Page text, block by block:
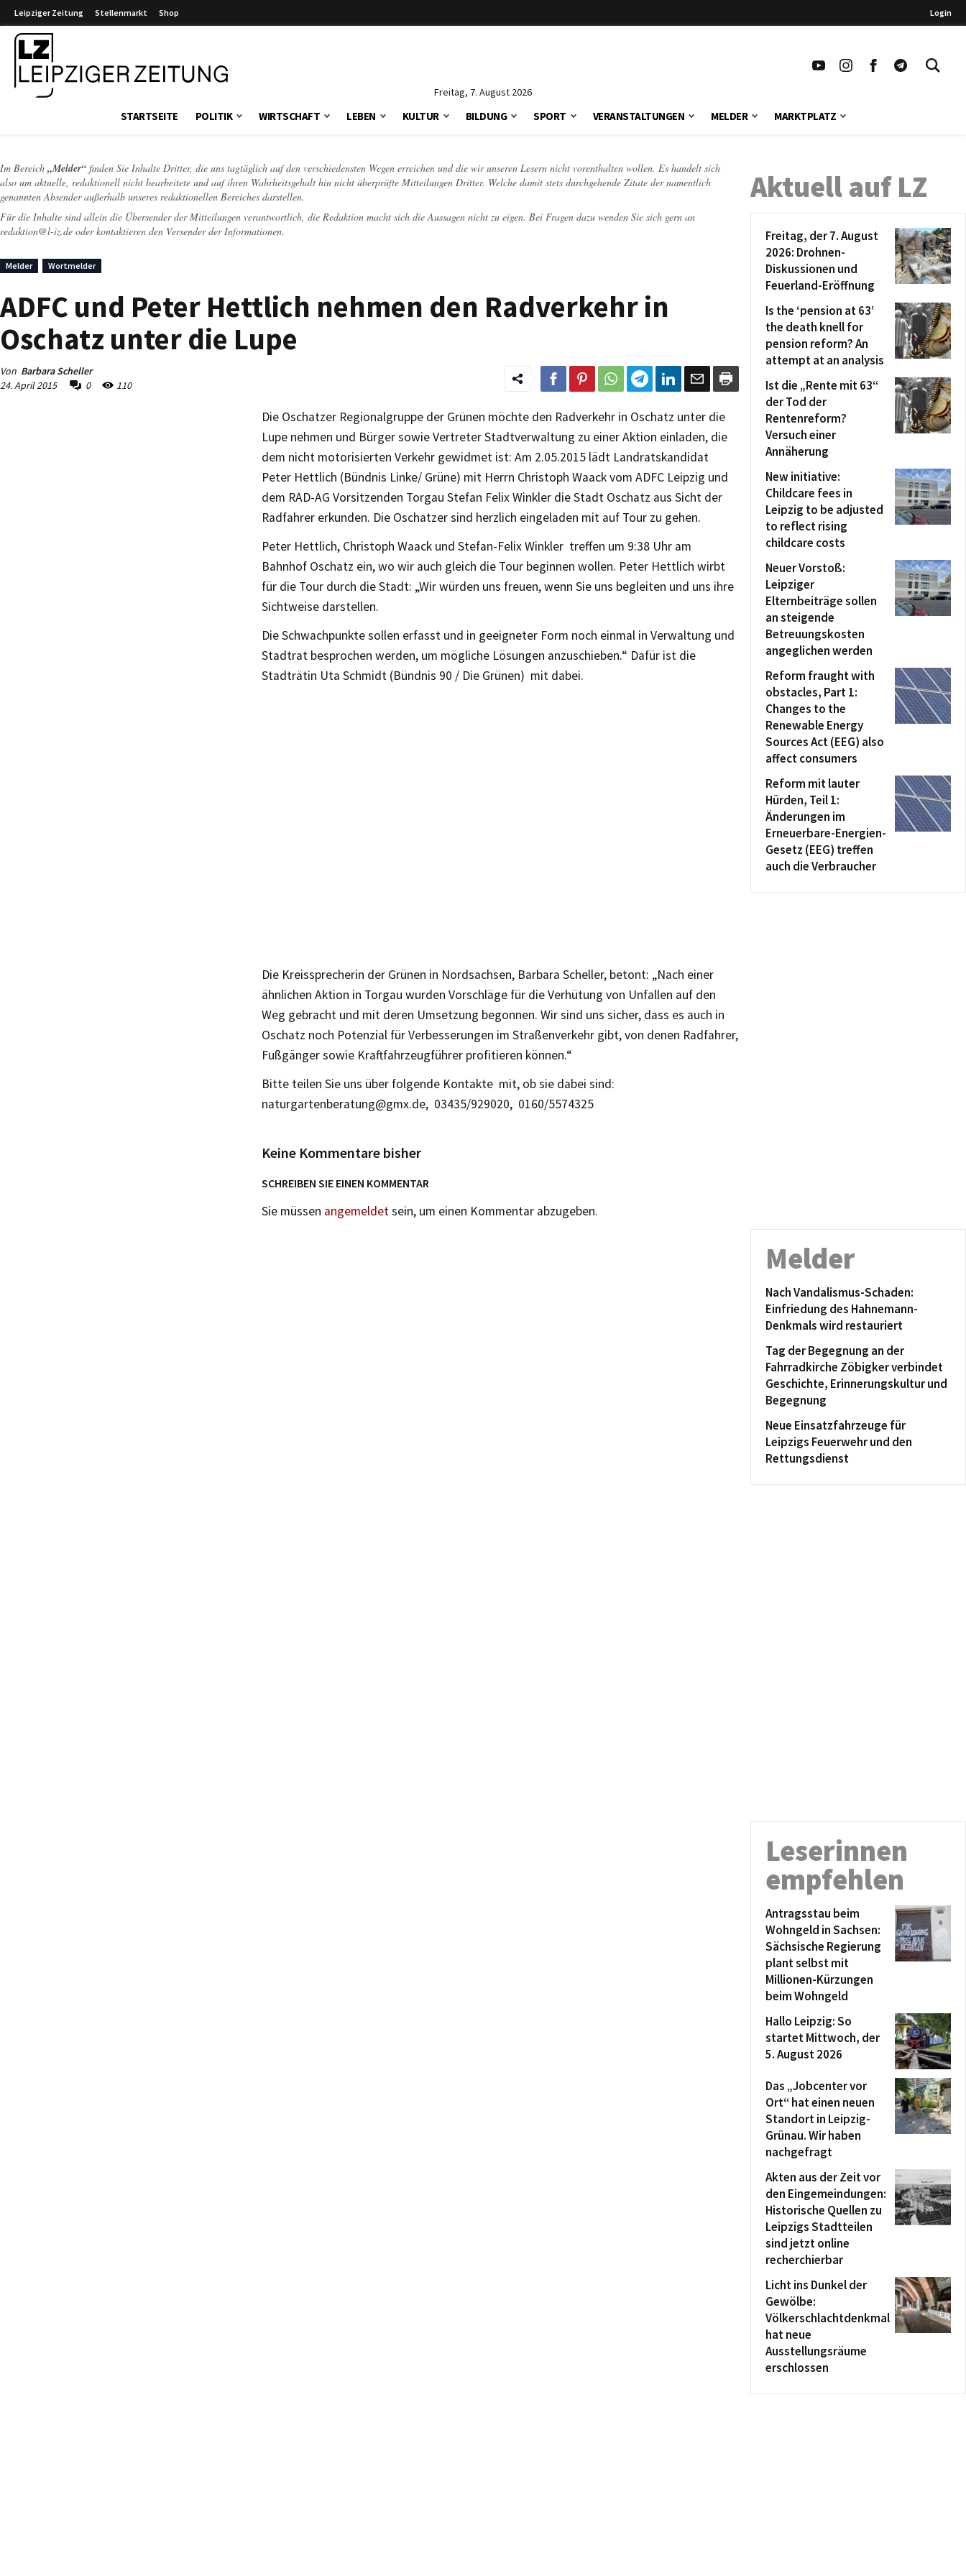
Leipziger Zeitung Stellenmarkt Shop Login
Freitag, 7. August 2026
STARTSEITE POLITIK WIRTSCHAFT LEBEN KULTUR BILDUNG SPORT VERANSTALTUNGEN MELDER MARKTPLATZ
Im Bereich „Melder“ finden Sie Inhalte Dritter, die uns tagtäglich auf den verschiedensten Wegen erreichen und die wir unseren Lesern nicht vorenthalten wollen. Es handelt sich
also um aktuelle, redaktionell nicht bearbeitete und auf ihren Wahrheitsgehalt hin nicht überprüfte Mitteilungen Dritter. Welche damit stets durchgehende Zitate der namentlich
genannten Absender außerhalb unseres redaktionellen Bereiches darstellen.
Für die Inhalte sind allein die Übersender der Mitteilungen verantwortlich, die Redaktion macht sich die Aussagen nicht zu eigen. Bei Fragen dazu wenden Sie sich gern an
redaktion@l-iz.de oder kontaktieren den Versender der Informationen.
Melder Wortmelder
ADFC und Peter Hettlich nehmen den Radverkehr in
Oschatz unter die Lupe
Von Barbara Scheller
24. April 2015
0 110
Die Oschatzer Regionalgruppe der Grünen möchte den Radverkehr in Oschatz unter die
Lupe nehmen und Bürger sowie Vertreter Stadtverwaltung zu einer Aktion einladen, die
dem nicht motorisierten Verkehr gewidmet ist: Am 2.05.2015 lädt Landratskandidat
Peter Hettlich (Bündnis Linke/ Grüne) mit Herrn Christoph Waack vom ADFC Leipzig und
dem RAD-AG Vorsitzenden Torgau Stefan Felix Winkler die Stadt Oschatz aus Sicht der
Radfahrer erkunden. Die Oschatzer sind herzlich eingeladen mit auf Tour zu gehen.
Peter Hettlich, Christoph Waack und Stefan-Felix Winkler treffen um 9:38 Uhr am
Bahnhof Oschatz ein, wo wir auch gleich die Tour beginnen wollen. Peter Hettlich wirbt
für die Tour durch die Stadt: „Wir würden uns freuen, wenn Sie uns begleiten und uns ihre
Sichtweise darstellen.
Die Schwachpunkte sollen erfasst und in geeigneter Form noch einmal in Verwaltung und
Stadtrat besprochen werden, um mögliche Lösungen anzuschieben.“ Dafür ist die
Stadträtin Uta Schmidt (Bündnis 90 / Die Grünen) mit dabei.
Die Kreissprecherin der Grünen in Nordsachsen, Barbara Scheller, betont: „Nach einer
ähnlichen Aktion in Torgau wurden Vorschläge für die Verhütung von Unfallen auf den
Weg gebracht und mit deren Umsetzung begonnen. Wir sind uns sicher, dass es auch in
Oschatz noch Potenzial für Verbesserungen im Straßenverkehr gibt, von denen Radfahrer,
Fußgänger sowie Kraftfahrzeugführer profitieren können.“
Bitte teilen Sie uns über folgende Kontakte mit, ob sie dabei sind:
naturgartenberatung@gmx.de, 03435/929020, 0160/5574325
Keine Kommentare bisher
SCHREIBEN SIE EINEN KOMMENTAR
Sie müssen angemeldetsein, um einen Kommentar abzugeben.
Aktuell auf LZ
Freitag, der 7. August
2026: Drohnen-
Diskussionen und
Feuerland-Eröffnung
Is the ‘pension at 63’
the death knell for
pension reform? An
attempt at an analysis
Ist die „Rente mit 63“
der Tod der
Rentenreform?
Versuch einer
Annäherung
New initiative:
Childcare fees in
Leipzig to be adjusted
to reflect rising
childcare costs
Neuer Vorstoß:
Leipziger
Elternbeiträge sollen
an steigende
Betreuungskosten
angeglichen werden
Reform fraught with
obstacles, Part 1:
Changes to the
Renewable Energy
Sources Act (EEG) also
affect consumers
Reform mit lauter
Hürden, Teil 1:
Änderungen im
Erneuerbare-Energien-
Gesetz (EEG) treffen
auch die Verbraucher
Melder
Nach Vandalismus-Schaden:
Einfriedung des Hahnemann-
Denkmals wird restauriert
Tag der Begegnung an der
Fahrradkirche Zöbigker verbindet
Geschichte, Erinnerungskultur und
Begegnung
Neue Einsatzfahrzeuge für
Leipzigs Feuerwehr und den
Rettungsdienst
Leserinnen
empfehlen
Antragsstau beim
Wohngeld in Sachsen:
Sächsische Regierung
plant selbst mit
Millionen-Kürzungen
beim Wohngeld
Hallo Leipzig: So
startet Mittwoch, der
5. August 2026
Das „Jobcenter vor
Ort“ hat einen neuen
Standort in Leipzig-
Grünau. Wir haben
nachgefragt
Akten aus der Zeit vor
den Eingemeindungen:
Historische Quellen zu
Leipzigs Stadtteilen
sind jetzt online
recherchierbar
Licht ins Dunkel der
Gewölbe:
Völkerschlachtdenkmal
hat neue
Ausstellungsräume
erschlossen